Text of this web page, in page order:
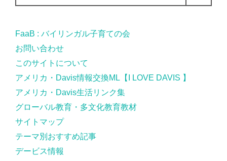
FaaB : バイリンガル子育ての会
お問い合わせ
このサイトについて
アメリカ・Davis情報交換ML【I LOVE DAVIS 】
アメリカ・Davis生活リンク集
グローバル教育・多文化教育教材
サイトマップ
テーマ別おすすめ記事
デービス情報